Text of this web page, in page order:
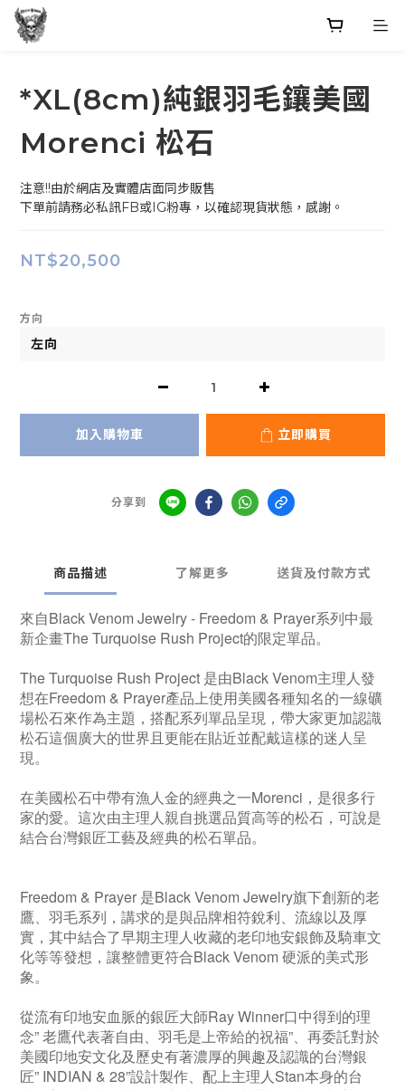
*XL(8cm)純銀羽毛鑲美國
Morenci 松石
注意!!由於網店及實體店面同步販售
下單前請務必私訊FB或IG粉專，以確認現貨狀態，感謝。
NT$20,500
方向
加入購物車 立即購買
分享到
商品描述 了解更多 送貨及付款方式
來自Black Venom Jewelry - Freedom & Prayer系列中最
新企畫The Turquoise Rush Project的限定單品。
The Turquoise Rush Project 是由Black Venom主理人發
想在Freedom & Prayer產品上使用美國各種知名的一線礦
場松石來作為主題，搭配系列單品呈現，帶大家更加認識
松石這個廣大的世界且更能在貼近並配戴這樣的迷人呈
現。
在美國松石中帶有漁人金的經典之一Morenci，是很多行
家的愛。這次由主理人親自挑選品質高等的松石，可說是
結合台灣銀匠工藝及經典的松石單品。
Freedom & Prayer 是Black Venom Jewelry旗下創新的老
鷹、羽毛系列，講求的是與品牌相符銳利、流線以及厚
實，其中結合了早期主理人收藏的老印地安銀飾及騎車文
化等等發想，讓整體更符合Black Venom 硬派的美式形
象。
從流有印地安血脈的銀匠大師Ray Winner口中得到的理
念” 老鷹代表著自由、羽毛是上帝給的祝福”、再委託對於
美國印地安文化及歷史有著濃厚的興趣及認識的台灣銀
匠” INDIAN & 28”設計製作、配上主理人Stan本身的台